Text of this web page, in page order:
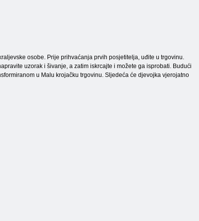
osobe. Prije prihvaćanja prvih posjetitelja, uđite u trgovinu.
uzorak i šivanje, a zatim iskrcajte i možete ga isprobati. Budući
u Malu krojačku trgovinu. Sljedeća će djevojka vjerojatno